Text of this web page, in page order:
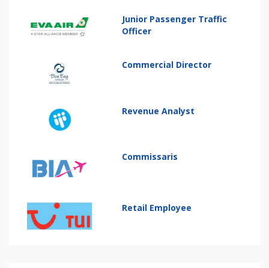
Junior Passenger Traffic
Officer
Commercial Director
Revenue Analyst
Commissaris
Retail Employee